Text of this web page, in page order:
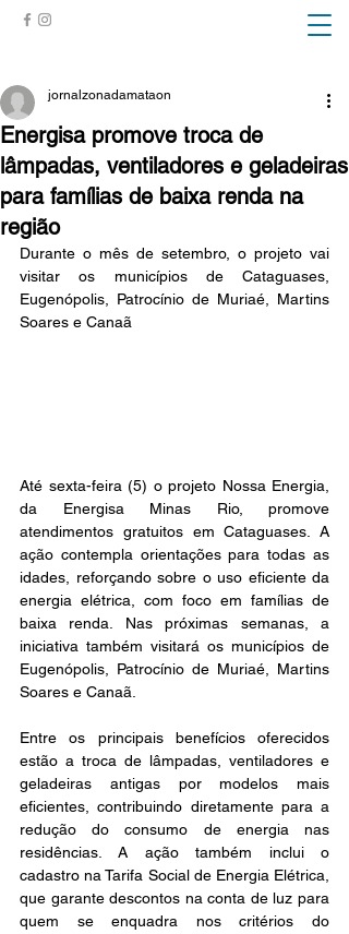
Energisa promove troca de
lâmpadas, ventiladores e geladeiras
para famílias de baixa renda na
região
jornalzonadamataon
Durante o mês de setembro, o projeto vai
visitar os municípios de Cataguases,
Eugenópolis, Patrocínio de Muriaé, Martins
Soares e Canaã
Até sexta-feira (5) o projeto Nossa Energia,
da Energisa Minas Rio, promove
atendimentos gratuitos em Cataguases. A
ação contempla orientações para todas as
idades, reforçando sobre o uso eficiente da
energia elétrica, com foco em famílias de
baixa renda. Nas próximas semanas, a
iniciativa também visitará os municípios de
Eugenópolis, Patrocínio de Muriaé, Martins
Soares e Canaã.
Entre os principais benefícios oferecidos
estão a troca de lâmpadas, ventiladores e
geladeiras antigas por modelos mais
eficientes, contribuindo diretamente para a
redução do consumo de energia nas
residências. A ação também inclui o
cadastro na Tarifa Social de Energia Elétrica,
que garante descontos na conta de luz para
quem se enquadra nos critérios do